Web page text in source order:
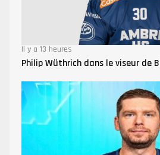
Il y a 13 heures
Philip Wüthrich dans le viseur de